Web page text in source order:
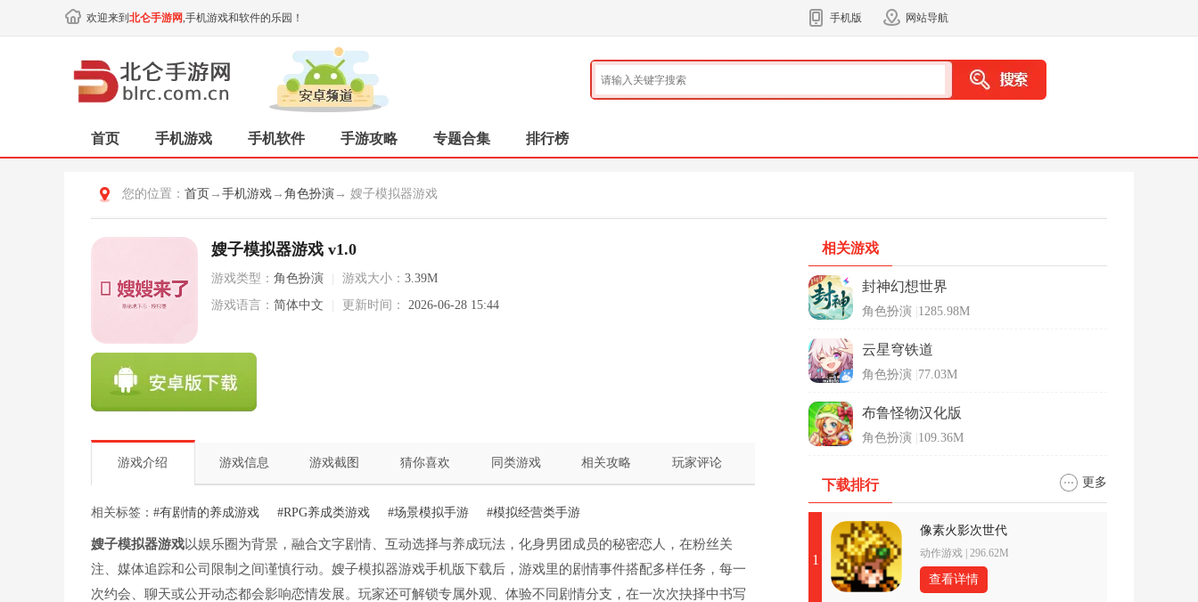
欢迎来到 北仑手游网,手机游戏和软件的乐园！ 手机版 网站导航
首页 手机游戏 手机软件 手游攻略 专题合集 排行榜
您的位置： 首页 → 手机游戏 → 角色扮演 → 嫂子模拟器游戏
嫂子模拟器游戏 v1.0
游戏类型： 角色扮演 游戏大小： 3.39M
游戏语言： 简体中文 更新时间： 2026-06-28 15:44
游戏介绍 游戏信息 游戏截图 猜你喜欢 同类游戏 相关攻略 玩家评论
相关标签： #有剧情的养成游戏 #RPG养成类游戏 #场景模拟手游 #模拟经营类手游
嫂子模拟器游戏以娱乐圈为背景，融合文字剧情、互动选择与养成玩法，化身男团成员的秘密恋人，在粉丝关
注、媒体追踪和公司限制之间谨慎行动。嫂子模拟器游戏手机版下载后，游戏里的剧情事件搭配多样任务，每一
次约会、聊天或公开动态都会影响恋情发展。玩家还可解锁专属外观、体验不同剧情分支，在一次次抉择中书写
相关游戏
封神幻想世界
角色扮演 1285.98M
云星穹铁道
角色扮演 77.03M
布鲁怪物汉化版
角色扮演 109.36M
下载排行 更多
1
像素火影次世代
动作游戏 296.62M
查看详情